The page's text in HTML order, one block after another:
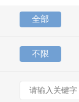
全部
不限